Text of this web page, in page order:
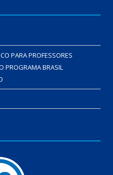
PARA PROFESSORES
PROGRAMA BRASIL